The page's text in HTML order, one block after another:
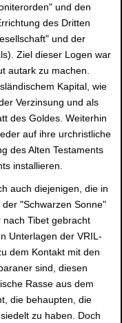
und den
des Dritten
und der
Ziel dieser Logen war
autark zu machen.
Kapital, wie
Verzinsung und als
des Goldes. Weiterhin
auf ihre urchristliche
des Alten Testaments
installieren.
auch diejenigen, die in
"Schwarzen Sonne"
Tibet gebracht
Unterlagen der VRIL-
dem Kontakt mit den
sind, diesen
Rasse aus dem
die behaupten, die
zu haben. Doch